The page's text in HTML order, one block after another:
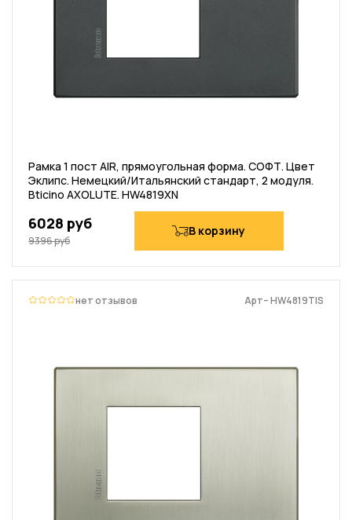
Рамка 1 пост AIR, прямоугольная форма. СОФТ. Цвет
Эклипс. Немецкий/Итальянский стандарт, 2 модуля.
Bticino AXOLUTE. HW4819XN
6028 руб
9396 руб
В корзину
нет отзывов Арт– HW4819TIS